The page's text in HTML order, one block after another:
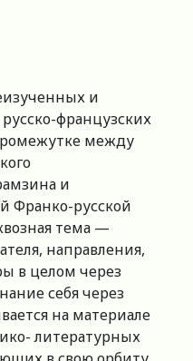
и
французских
между
и
Франко-русской
тема —
направления,
в целом через
себя через
на материале
литературных